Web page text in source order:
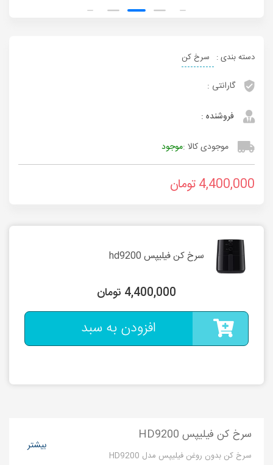
دسته بندی : سرخ کن
گارانتی :
فروشنده :
موجودی کالا :موجود
4,400,000تومان
سرخ کن فیلیپس hd9200
4,400,000 تومان
افزودن به سبد
سرخ کن فیلیپس HD9200
سرخ کن بدون روغن فیلیپس مدل HD9200
بیشتر